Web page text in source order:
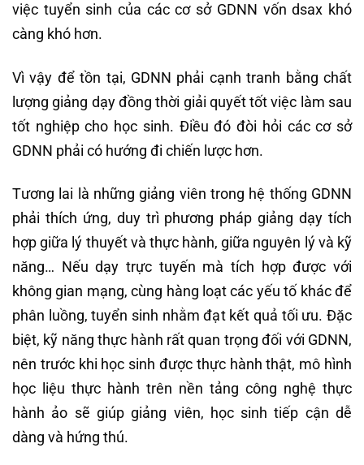
việc tuyển sinh của các cơ sở GDNN vốn dsax khó
càng khó hơn.
Vì vậy để tồn tại, GDNN phải cạnh tranh bằng chất
lượng giảng dạy đồng thời giải quyết tốt việc làm sau
tốt nghiệp cho học sinh. Điều đó đòi hỏi các cơ sở
GDNN phải có hướng đi chiến lược hơn.
Tương lai là những giảng viên trong hệ thống GDNN
phải thích ứng, duy trì phương pháp giảng dạy tích
hợp giữa lý thuyết và thực hành, giữa nguyên lý và kỹ
năng… Nếu dạy trực tuyến mà tích hợp được với
không gian mạng, cùng hàng loạt các yếu tố khác để
phân luồng, tuyển sinh nhằm đạt kết quả tối ưu. Đặc
biệt, kỹ năng thực hành rất quan trọng đối với GDNN,
nên trước khi học sinh được thực hành thật, mô hình
học liệu thực hành trên nền tảng công nghệ thực
hành ảo sẽ giúp giảng viên, học sinh tiếp cận dễ
dàng và hứng thú.